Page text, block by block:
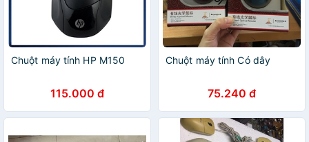
Chuột máy tính HP M150
115.000 đ
Chuột máy tính Có dây
75.240 đ